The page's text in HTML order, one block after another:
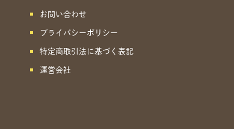
お問い合わせ
プライバシーポリシー
特定商取引法に基づく表記
運営会社